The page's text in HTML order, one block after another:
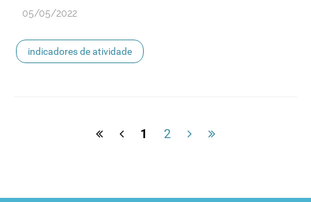
05/05/2022
indicadores de atividade
1 2